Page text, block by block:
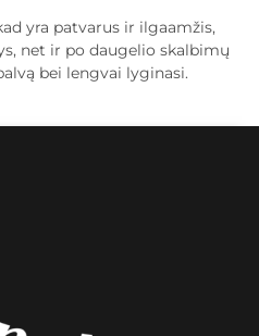
yra patvarus ir ilgaamžis,
net ir po daugelio skalbimų
bei lengvai lyginasi.